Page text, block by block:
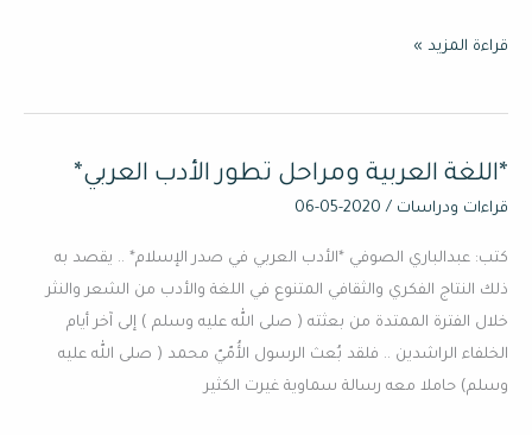
قراءة المزيد »
*اللغة العربية ومراحل تطور الأدب العربي*
قراءات ودراسات /
2020-05-06
كتب: عبدالباري الصوفي *الأدب العربي في صدر الإسلام* .. يقصد به
ذلك النتاج الفكري والثقافي المتنوع في اللغة والأدب من الشعر والنثر
خلال الفترة الممتدة من بعثته ( صلى الله عليه وسلم ) إلى آخر أيام
الخلفاء الراشدين .. فلقد بُعث الرسول الأُمّيّ محمد ( صلى الله عليه
وسلم) حاملا معه رسالة سماوية غيرت الكثير
*اللغة
العربية
تطور
العربي*